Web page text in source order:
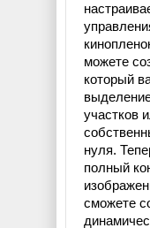
можете
который
участков
нуля.
полный
сможете